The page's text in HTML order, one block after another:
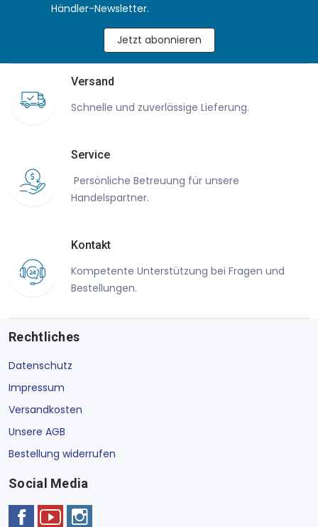
Händler-Newsletter.
Jetzt abonnieren
Versand
Schnelle und zuverlässige Lieferung.
Service
Persönliche Betreuung für unsere
Handelspartner.
Kontakt
Kompetente Unterstützung bei Fragen und
Bestellungen.
Rechtliches
Datenschutz
Impressum
Versandkosten
Unsere AGB
Bestellung widerrufen
Social Media